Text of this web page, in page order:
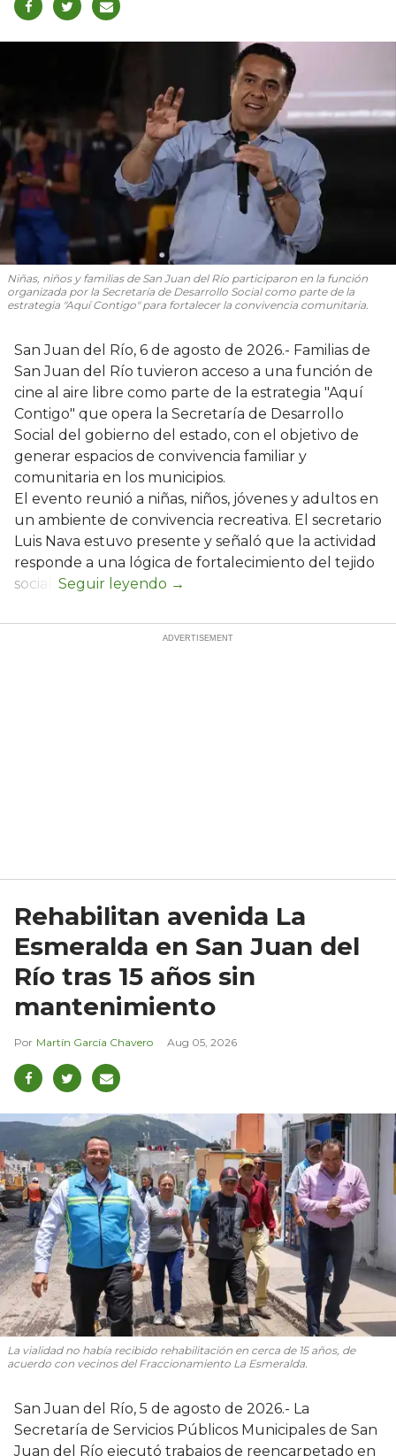
Niñas, niños y familias de San Juan del Río participaron en la función
organizada por la Secretaría de Desarrollo Social como parte de la
estrategia "Aquí Contigo" para fortalecer la convivencia comunitaria.
San Juan del Río, 6 de agosto de 2026.- Familias de
San Juan del Río tuvieron acceso a una función de
cine al aire libre como parte de la estrategia "Aquí
Contigo" que opera la Secretaría de Desarrollo
Social del gobierno del estado, con el objetivo de
generar espacios de convivencia familiar y
comunitaria en los municipios.
El evento reunió a niñas, niños, jóvenes y adultos en
un ambiente de convivencia recreativa. El secretario
Luis Nava estuvo presente y señaló que la actividad
responde a una lógica de fortalecimiento del tejido
social:
Rehabilitan avenida La
Esmeralda en San Juan del
Río tras 15 años sin
mantenimiento
Martín García Chavero Aug 05, 2026
La vialidad no había recibido rehabilitación en cerca de 15 años, de
acuerdo con vecinos del Fraccionamiento La Esmeralda.
San Juan del Río, 5 de agosto de 2026.- La
Secretaría de Servicios Públicos Municipales de San
Juan del Río ejecutó trabajos de reencarpetado en